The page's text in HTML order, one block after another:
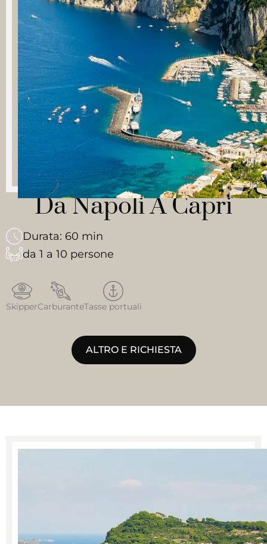
Da Napoli A Capri
Durata: 60 min
da 1 a 10 persone
SkipperCarburanteTasse portuali
ALTRO E RICHIESTA